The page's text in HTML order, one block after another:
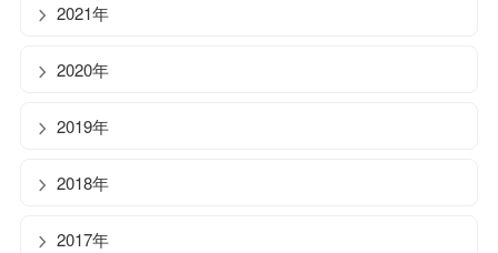
2021年
2020年
2019年
2018年
2017年